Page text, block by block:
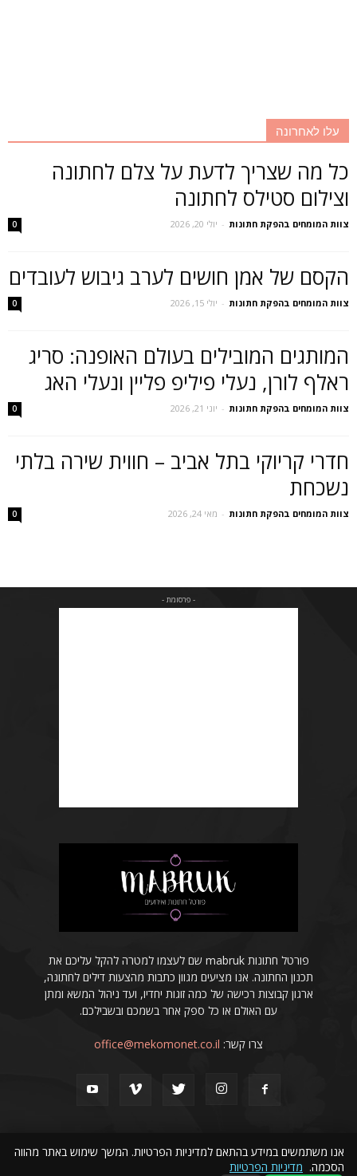
עלו לאחרונה
כל מה שצריך לדעת על צלם לחתונה
וצילום סטילס לחתונה
צוות המומחים בהפקת חתונות - יולי 20, 2026 0
הקסם של אמן חושים לערב גיבוש לעובדים
צוות המומחים בהפקת חתונות - יולי 15, 2026 0
המותגים המובילים בעולם האופנה: סריג
ראלף לורן, נעלי פיליפ פליין ונעלי האג
צוות המומחים בהפקת חתונות - יוני 21, 2026 0
חדרי קריוקי בתל אביב – חווית שירה בלתי
נשכחת
צוות המומחים בהפקת חתונות - מאי 24, 2026 0
- פרסומת -
פורטל חתונות mabruk שם לעצמו למטרה להקל עליכם את
תכנון החתונה. אנו מציעים מגוון כתבות מהצעות דילים לחתונה,
ארגון קבוצות רכישה של כמה זוגות יחדיו, ועד ניהול המשא ומתן
עם האולם או כל ספק אחר בשמכם ובשבילכם.
צרו קשר: office@mekomonet.co.il
פרסמו אצלנו הצהרת נגישות
אנו משתמשים במידע בהתאם למדיניות הפרטיות. המשך שימוש באתר מהווה
הסכמה. מדיניות הפרטיות